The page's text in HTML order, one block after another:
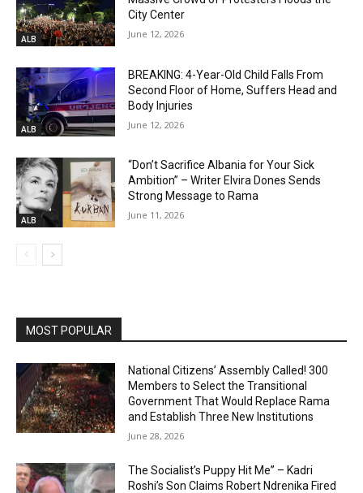
ALB
City Center
June 12, 2026
ALB
BREAKING: 4-Year-Old Child Falls From
Second Floor of Home, Suffers Head and
Body Injuries
June 12, 2026
ALB
“Don’t Sacrifice Albania for Your Sick
Ambition” – Writer Elvira Dones Sends
Strong Message to Rama
June 11, 2026
MOST POPULAR
National Citizens’ Assembly Called! 300
Members to Select the Transitional
Government That Would Replace Rama
and Establish Three New Institutions
June 28, 2026
The Socialist’s Puppy Hit Me” – Kadri
Roshi’s Son Claims Robert Ndrenika Fired